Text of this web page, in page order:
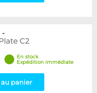
-
C2
En stock
Expédition immédiate
panier